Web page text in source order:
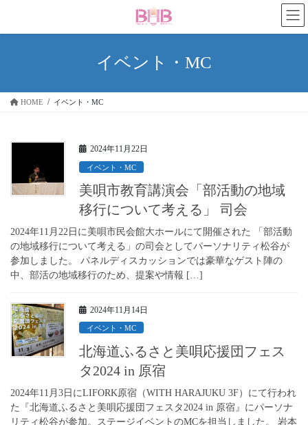
テ
ス
ゲ
ン
イベント・MC
HOME イベント・MC
2024年11月22日
イベント・MC
美唄市教育講演会「部活動の地域
移行について考える」 司会
2024年11月22日に美唄市民会館大ホールにて開催された 「部活動
の地域移行について考える」の司会としてパーソナリティ松谷が
参加しました。 パネルディスカッションでは豪華なゲスト陣の
中、部活の地域移行のため、提案や情報 […]
2024年11月14日
イベント・MC
北海道ふるさと美唄応援団フェス
タ2024 in 原宿
2024年11月3日にLIFORK原宿（WITH HARAJUKU 3F）にて行われ
た『北海道ふるさと美唄応援団フェスタ2024 in 原宿』にパーソナ
リティ松谷が参加。ステージイベントのMCを担当しました。 岩本